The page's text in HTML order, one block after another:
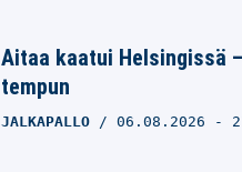
Aitaa kaatui Helsingissä
tempun
JALKAPALLO 06.08.2026 -